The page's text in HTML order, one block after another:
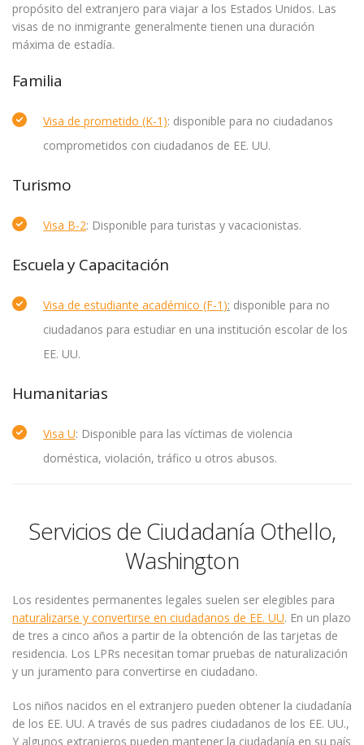
propósito del extranjero para viajar a los Estados Unidos. Las
visas de no inmigrante generalmente tienen una duración
máxima de estadía.
Familia
Visa de prometido (K-1): disponible para no ciudadanos
comprometidos con ciudadanos de EE. UU.
Turismo
Visa B-2: Disponible para turistas y vacacionistas.
Escuela y Capacitación
Visa de estudiante académico (F-1): disponible para no
ciudadanos para estudiar en una institución escolar de los
EE. UU.
Humanitarias
Visa U: Disponible para las víctimas de violencia
doméstica, violación, tráfico u otros abusos.
Servicios de Ciudadanía Othello,
Washington
Los residentes permanentes legales suelen ser elegibles para
naturalizarse y convertirse en ciudadanos de EE. UU. En un plazo
de tres a cinco años a partir de la obtención de las tarjetas de
residencia. Los LPRs necesitan tomar pruebas de naturalización
y un juramento para convertirse en ciudadano.
Los niños nacidos en el extranjero pueden obtener la ciudadanía
de los EE. UU. A través de sus padres ciudadanos de los EE. UU.,
Y algunos extranjeros pueden mantener la ciudadanía en su país